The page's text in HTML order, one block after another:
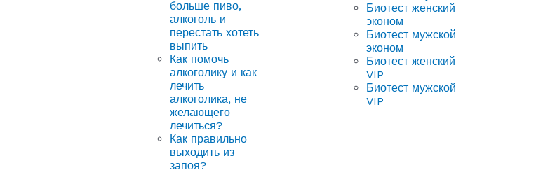
больше пиво,
алкоголь и
перестать хотеть
выпить
Как помочь
алкоголику и как
лечить
алкоголика, не
желающего
лечиться?
Как правильно
выходить из
запоя?
Биотест женский
эконом
Биотест мужской
эконом
Биотест женский
VIP
Биотест мужской
VIP